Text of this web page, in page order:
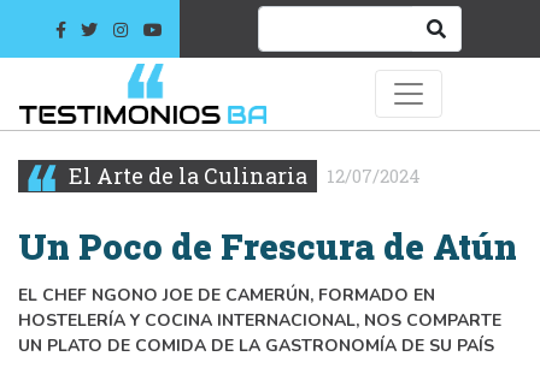
El Arte de la Culinaria 12/07/2024
Un Poco de Frescura de Atún
EL CHEF NGONO JOE DE CAMERÚN, FORMADO EN
HOSTELERÍA Y COCINA INTERNACIONAL, NOS COMPARTE
UN PLATO DE COMIDA DE LA GASTRONOMÍA DE SU PAÍS